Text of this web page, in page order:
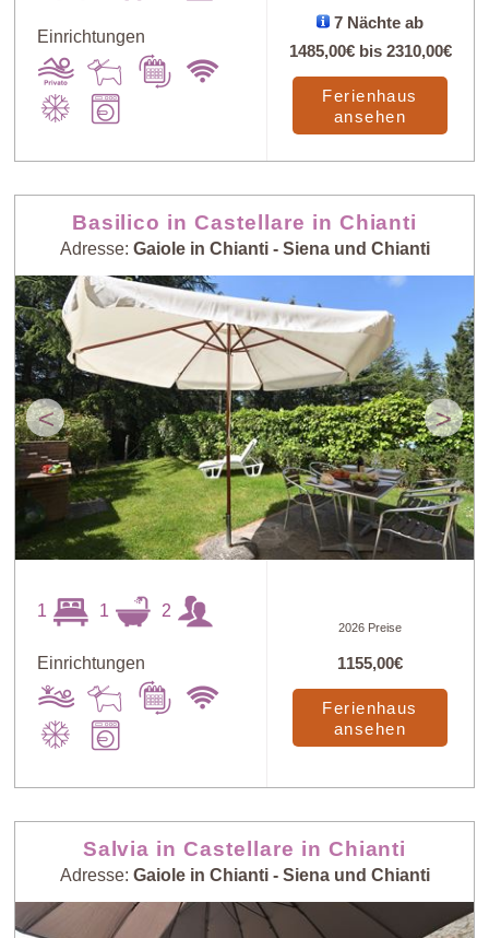
Einrichtungen
7 Nächte ab
1485,00€bis 2310,00€
Ferienhaus
ansehen
Basilico in Castellare in Chianti
Adresse: Gaiole in Chianti - Siena und Chianti
< >
1 1 2
Einrichtungen
2026 Preise
1155,00€
Ferienhaus
ansehen
Salvia in Castellare in Chianti
Adresse: Gaiole in Chianti - Siena und Chianti